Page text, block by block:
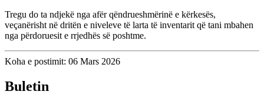
Tregu do ta ndjekë nga afër qëndrueshmërinë e kërkesës,
veçanërisht në dritën e niveleve të larta të inventarit që tani mbahen
nga përdoruesit e rrjedhës së poshtme.
Koha e postimit: 06 Mars 2026
Buletin